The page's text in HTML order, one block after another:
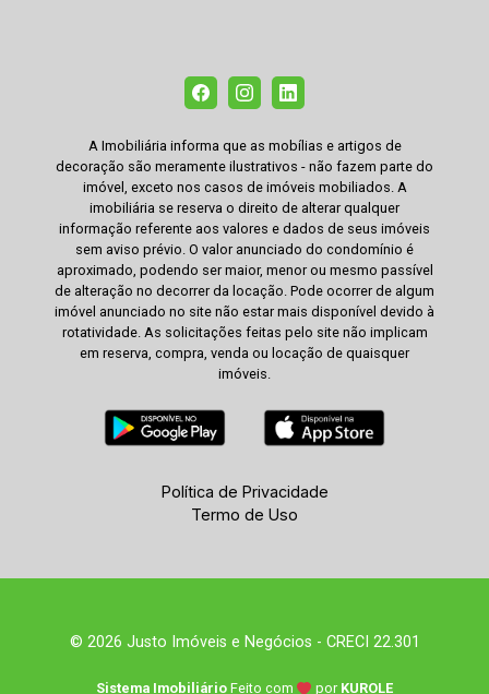
A Imobiliária informa que as mobílias e artigos de
decoração são meramente ilustrativos - não fazem parte do
imóvel, exceto nos casos de imóveis mobiliados. A
imobiliária se reserva o direito de alterar qualquer
informação referente aos valores e dados de seus imóveis
sem aviso prévio. O valor anunciado do condomínio é
aproximado, podendo ser maior, menor ou mesmo passível
de alteração no decorrer da locação. Pode ocorrer de algum
imóvel anunciado no site não estar mais disponível devido à
rotatividade. As solicitações feitas pelo site não implicam
em reserva, compra, venda ou locação de quaisquer
imóveis.
Política de Privacidade
Termo de Uso
© 2026 Justo Imóveis e Negócios - CRECI 22.301
Sistema Imobiliário Feito com por KUROLE